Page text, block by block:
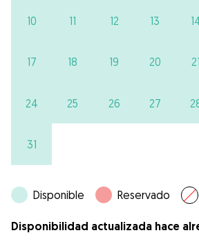
10 11 12 13
17 18 19 20 21
24 25 26 27
31
Disponible Reservado
Disponibilidad actualizada hace